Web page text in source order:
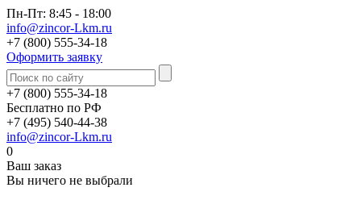
Пн-Пт: 8:45 - 18:00
info@zincor-Lkm.ru
+7 (800) 555-34-18
Оформить заявку
+7 (800) 555-34-18
Бесплатно по РФ
+7 (495) 540-44-38
info@zincor-Lkm.ru
0
Ваш заказ
Вы ничего не выбрали